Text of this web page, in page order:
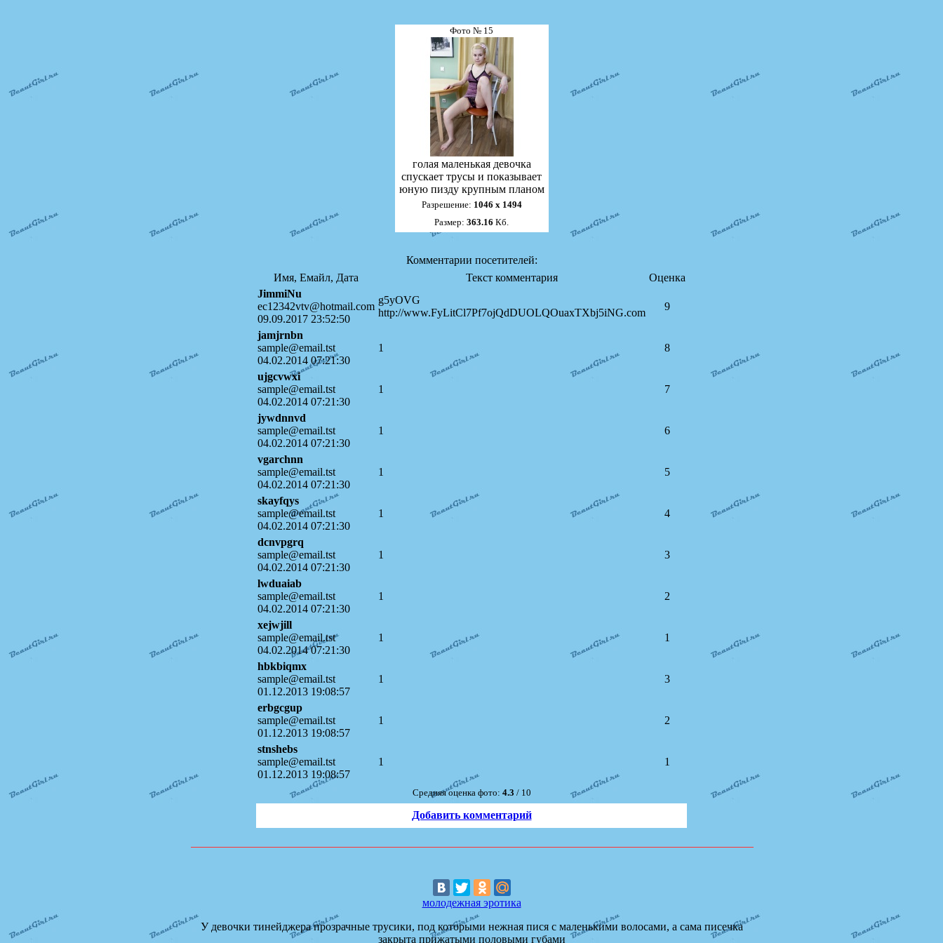
Фото № 15
голая маленькая девочка
спускает трусы и показывает
юную пизду крупным планом
Разрешение: 1046 х 1494
Размер: 363.16 Кб.
Комментарии посетителей:
Имя, Емайл, Дата
Текст комментария
Оценка
JimmiNu
ec12342vtv@hotmail.com
09.09.2017 23:52:50
g5yOVG
http://www.FyLitCl7Pf7ojQdDUOLQOuaxTXbj5iNG.com
9
jamjrnbn
sample@email.tst
04.02.2014 07:21:30
1 8
ujgcvwxi
sample@email.tst
04.02.2014 07:21:30
1 7
jywdnnvd
sample@email.tst
04.02.2014 07:21:30
1 6
vgarchnn
sample@email.tst
04.02.2014 07:21:30
1 5
skayfqys
sample@email.tst
04.02.2014 07:21:30
1 4
dcnvpgrq
sample@email.tst
04.02.2014 07:21:30
1 3
lwduaiab
sample@email.tst
04.02.2014 07:21:30
1 2
xejwjill
sample@email.tst
04.02.2014 07:21:30
1 1
hbkbiqmx
sample@email.tst
01.12.2013 19:08:57
1 3
erbgcgup
sample@email.tst
01.12.2013 19:08:57
1 2
stnshebs
sample@email.tst
01.12.2013 19:08:57
1 1
Средняя оценка фото: 4.3 / 10
Добавить комментарий
молодежная эротика
У девочки тинейджера прозрачные трусики, под которыми нежная пися с маленькими волосами, а сама писечка
закрыта прижатыми половыми губами